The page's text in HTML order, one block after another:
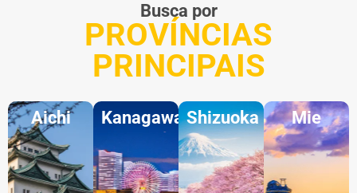
Busca por
PROVÍNCIAS
PRINCIPAIS
Aichi KanagawaShizuoka Mie